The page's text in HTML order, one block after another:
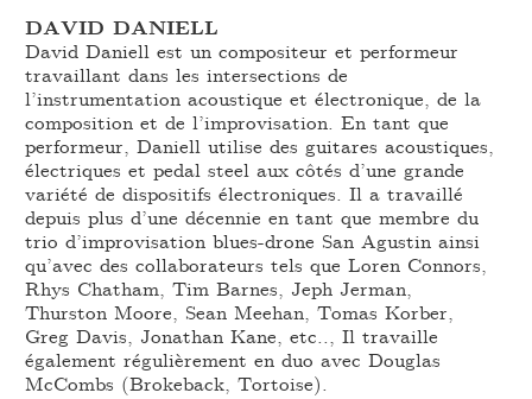
DAVID DANIELL
David Daniell est un compositeur et performeur
travaillant dans les intersections de
l’instrumentation acoustique et électronique, de la
composition et de l’improvisation. En tant que
performeur, Daniell utilise des guitares acoustiques,
électriques et pedal steel aux côtés d’une grande
variété de dispositifs électroniques. Il a travaillé
depuis plus d’une décennie en tant que membre du
trio d’improvisation blues-drone San Agustin ainsi
qu’avec des collaborateurs tels que Loren Connors,
Rhys Chatham, Tim Barnes, Jeph Jerman,
Thurston Moore, Sean Meehan, Tomas Korber,
Greg Davis, Jonathan Kane, etc.., Il travaille
également régulièrement en duo avec Douglas
McCombs (Brokeback, Tortoise).